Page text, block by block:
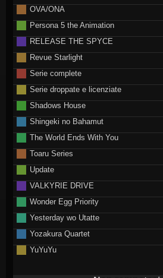
OVA/ONA
Persona 5 the Animation
RELEASE THE SPYCE
Revue Starlight
Serie complete
Serie droppate e licenziate
Shadows House
Shingeki no Bahamut
The World Ends With You
Toaru Series
Update
VALKYRIE DRIVE
Wonder Egg Priority
Yesterday wo Utatte
Yozakura Quartet
YuYuYu